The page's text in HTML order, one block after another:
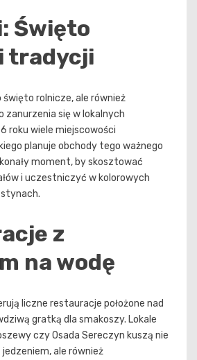
Święto
tradycji
święto rolnicze, ale również
zanurzenia się w lokalnych
roku wiele miejscowości
planuje obchody tego ważnego
moment, by skosztować
i uczestniczyć w kolorowych
z
na wodę
liczne restauracje położone nad
gratką dla smakoszy. Lokale
czy Osada Sereczyn kuszą nie
ale również